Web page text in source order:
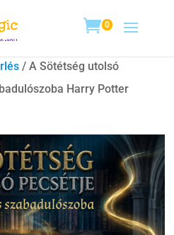
0
/ A Sötétség utolsó
Harry Potter